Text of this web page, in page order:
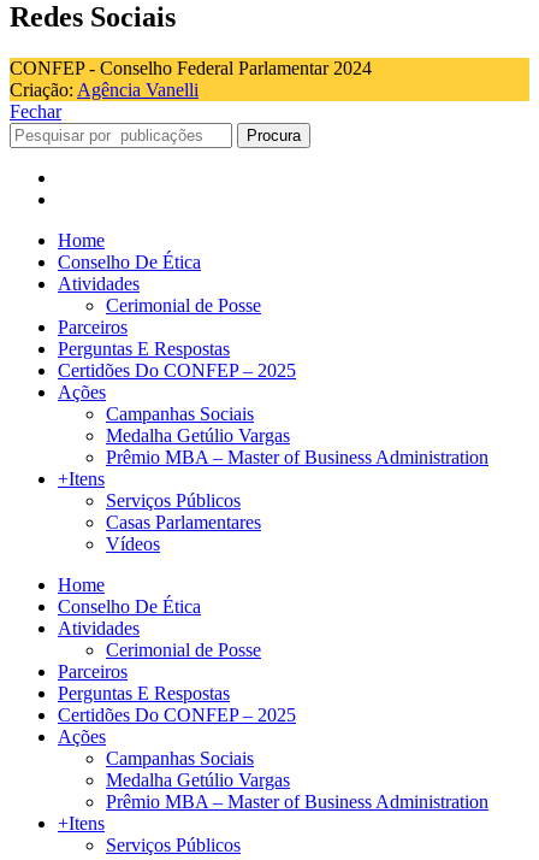
Redes Sociais
CONFEP - Conselho Federal Parlamentar 2024
Criação: Agência Vanelli
Fechar
Procura
Home
Conselho De Ética
Atividades
Cerimonial de Posse
Parceiros
Perguntas E Respostas
Certidões Do CONFEP – 2025
Ações
Campanhas Sociais
Medalha Getúlio Vargas
Prêmio MBA – Master of Business Administration
+Itens
Serviços Públicos
Casas Parlamentares
Vídeos
Home
Conselho De Ética
Atividades
Cerimonial de Posse
Parceiros
Perguntas E Respostas
Certidões Do CONFEP – 2025
Ações
Campanhas Sociais
Medalha Getúlio Vargas
Prêmio MBA – Master of Business Administration
+Itens
Serviços Públicos